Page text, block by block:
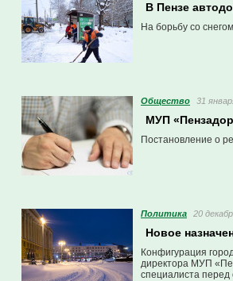
В Пензе
На борьбу со
Общество 31
МУП
Постановление о
Политика 20
Новое
Конфигурация
директора МУП
специалиста